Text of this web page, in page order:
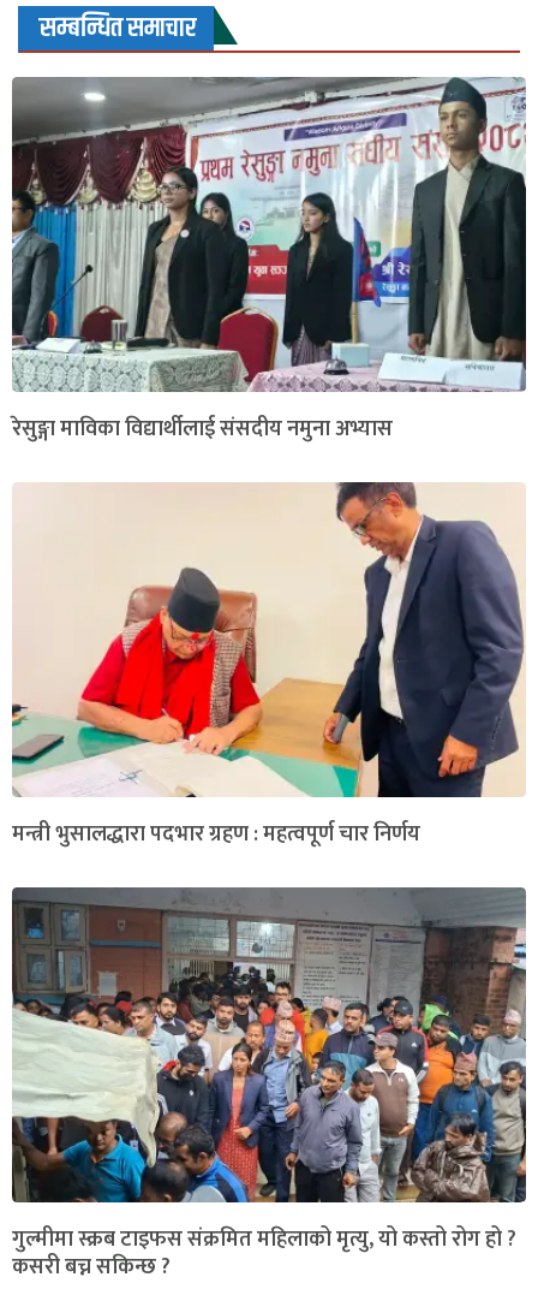
सम्बन्धित समाचार
रेसुङ्गा माविका विद्यार्थीलाई संसदीय नमुना अभ्यास
मन्त्री भुसालद्धारा पदभार ग्रहण : महत्वपूर्ण चार निर्णय
गुल्मीमा स्क्रब टाइफस संक्रमित महिलाको मृत्यु, यो कस्तो रोग हो ?
कसरी बच्न सकिन्छ ?